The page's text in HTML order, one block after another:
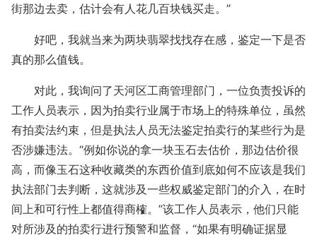
街那边去卖，估计会有人花几百块钱买走。”
好吧，我就当来为两块翡翠找找存在感，鉴定一下是否
真的那么值钱。
对此，我询问了天河区工商管理部门，一位负责投诉的
工作人员表示，因为拍卖行业属于市场上的特殊单位，虽然
有拍卖法约束，但是执法人员无法鉴定拍卖行的某些行为是
否涉嫌违法。“例如你说的拿一块玉石去估价，那边估价很
高，而像玉石这种收藏类的东西价值到底如何不应该是我们
执法部门去判断，这就涉及一些权威鉴定部门的介入，在时
间上和可行性上都值得商榷。”该工作人员表示，他们只能
对所涉及的拍卖行进行预警和监督，“如果有明确证据显